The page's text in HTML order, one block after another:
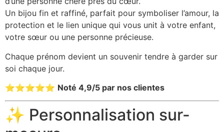
Un bijou fin et raffiné, parfait pour symboliser l’amour, la
protection et le lien unique qui vous unit à votre enfant,
votre sœur ou une personne précieuse.
Chaque prénom devient un souvenir tendre à garder sur
soi chaque jour.
⭐⭐⭐⭐⭐ Noté 4,9/5 par nos clientes
✨ Personnalisation sur-